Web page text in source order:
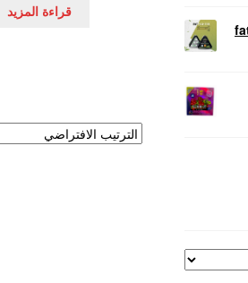
قراءة المزيد
520,00